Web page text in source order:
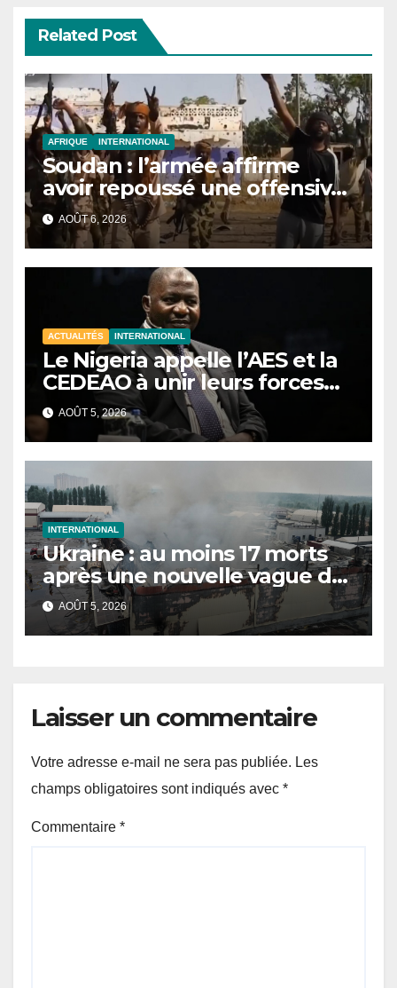
Related Post
AFRIQUE INTERNATIONAL
Soudan : l’armée affirme
avoir repoussé une offensive
des FSR au Darfour
occidental
AOÛT 6, 2026
ACTUALITÉS INTERNATIONAL
Le Nigeria appelle l’AES et la
CEDEAO à unir leurs forces
contre le terrorisme
AOÛT 5, 2026
INTERNATIONAL
Ukraine : au moins 17 morts
après une nouvelle vague de
frappes russes sur Kiev et sa
région
AOÛT 5, 2026
Laisser un commentaire
Votre adresse e-mail ne sera pas publiée. Les
champs obligatoires sont indiqués avec *
Commentaire *